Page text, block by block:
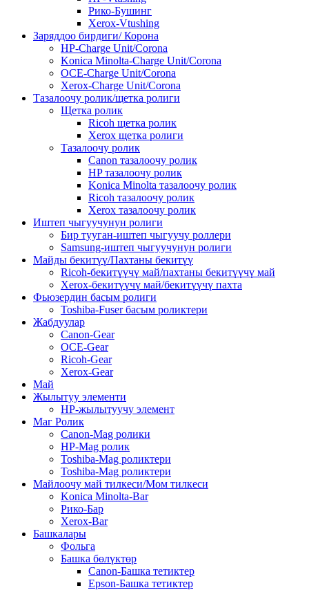
Рико-Бушинг
Xerox-Vtushing
Заряддоо бирдиги/ Корона
HP-Charge Unit/Corona
Konica Minolta-Charge Unit/Corona
OCE-Charge Unit/Corona
Xerox-Charge Unit/Corona
Тазалоочу ролик/щетка ролиги
Щетка ролик
Ricoh щетка ролик
Xerox щетка ролиги
Тазалоочу ролик
Canon тазалоочу ролик
HP тазалоочу ролик
Konica Minolta тазалоочу ролик
Ricoh тазалоочу ролик
Xerox тазалоочу ролик
Иштеп чыгуучунун ролиги
Бир тууган-иштеп чыгуучу роллери
Samsung-иштеп чыгуучунун ролиги
Майды бекитүү/Пахтаны бекитүү
Ricoh-бекитүүчү май/пахтаны бекитүүчү май
Xerox-бекитүүчү май/бекитүүчү пахта
Фьюзердин басым ролиги
Toshiba-Fuser басым роликтери
Жабдуулар
Canon-Gear
OCE-Gear
Ricoh-Gear
Xerox-Gear
Май
Жылытуу элементи
HP-жылытуучу элемент
Маг Ролик
Canon-Mag ролики
HP-Mag ролик
Toshiba-Mag роликтери
Toshiba-Mag роликтери
Майлоочу май тилкеси/Мом тилкеси
Konica Minolta-Bar
Рико-Бар
Xerox-Bar
Башкалары
Фольга
Башка бөлүктөр
Canon-Башка тетиктер
Epson-Башка тетиктер